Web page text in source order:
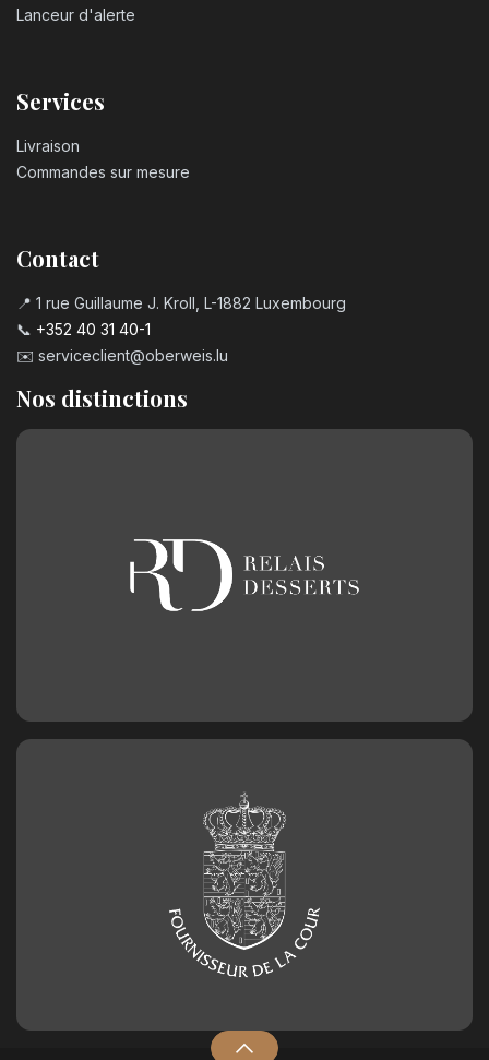
Lanceur d'alerte
Services
Livraison
Commandes sur mesure
Contact
📍 1 rue Guillaume J. Kroll, L-1882 Luxembourg
📞 +352 40 31 40-1
✉️ serviceclient@oberweis.lu
Nos distinctions